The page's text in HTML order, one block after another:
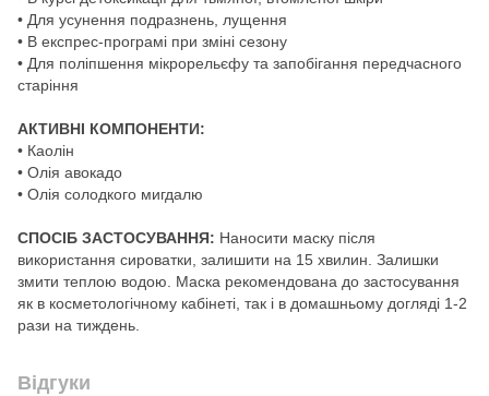
• Для усунення подразнень, лущення
• В експрес-програмі при зміні сезону
• Для поліпшення мікрорельєфу та запобігання передчасного
старіння
АКТИВНІ КОМПОНЕНТИ:
• Каолін
• Олія авокадо
• Олія солодкого мигдалю
СПОСІБ ЗАСТОСУВАННЯ: Наносити маску після
використання сироватки, залишити на 15 хвилин. Залишки
змити теплою водою. Маска рекомендована до застосування
як в косметологічному кабінеті, так і в домашньому догляді 1-2
рази на тиждень.
Відгуки